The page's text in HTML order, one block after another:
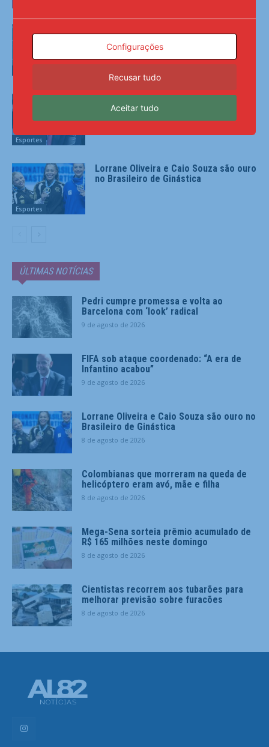
Esportes
FIFA sob ataque coordenado: “A era de
Infantino acabou”
Esportes
Lorrane Oliveira e Caio Souza são ouro
no Brasileiro de Ginástica
ÚLTIMAS NOTÍCIAS
Pedri cumpre promessa e volta ao
Barcelona com ‘look’ radical
9 de agosto de 2026
FIFA sob ataque coordenado: “A era de
Infantino acabou”
9 de agosto de 2026
Lorrane Oliveira e Caio Souza são ouro no
Brasileiro de Ginástica
8 de agosto de 2026
Colombianas que morreram na queda de
helicóptero eram avó, mãe e filha
8 de agosto de 2026
Mega-Sena sorteia prêmio acumulado de
R$ 165 milhões neste domingo
8 de agosto de 2026
Cientistas recorrem aos tubarões para
melhorar previsão sobre furacões
8 de agosto de 2026
Configurações
Recusar tudo
Aceitar tudo